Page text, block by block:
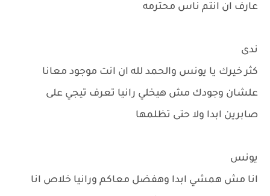
عارف ان انتم ناس محترمه
ندى
كثر خيرك يا يونس والحمد لله ان انت موجود معانا
علشان وجودك مش هيخلي رانيا تعرف تيجي على
صابرين ابدا ولا حتى تظلمها
يونس
انا مش همشي ابدا وهفضل معاكم ورانيا خلاص انا